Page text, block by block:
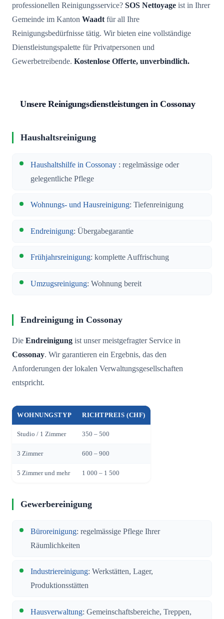
professionellen Reinigungsservice? SOS Nettoyage ist in Ihrer
Gemeinde im Kanton Waadtfür all Ihre
Reinigungsbedürfnisse tätig. Wir bieten eine vollständige
Dienstleistungspalette für Privatpersonen und
Gewerbetreibende. Kostenlose Offerte, unverbindlich.
Unsere Reinigungsdienstleistungen in Cossonay
Haushaltsreinigung
Haushaltshilfe in Cossonay : regelmässige oder
gelegentliche Pflege
Wohnungs- und Hausreinigung: Tiefenreinigung
Endreinigung: Übergabegarantie
Frühjahrsreinigung: komplette Auffrischung
Umzugsreinigung: Wohnung bereit
Endreinigung in Cossonay
Die Endreinigung ist unser meistgefragter Service in
Cossonay. Wir garantieren ein Ergebnis, das den
Anforderungen der lokalen Verwaltungsgesellschaften
entspricht.
WOHNUNGSTYP RICHTPREIS (CHF)
Studio / 1 Zimmer 350 – 500
3 Zimmer 600 – 900
5 Zimmer und mehr 1 000 – 1 500
Gewerbereinigung
Büroreinigung: regelmässige Pflege Ihrer
Räumlichkeiten
Industriereinigung: Werkstätten, Lager,
Produktionsstätten
Hausverwaltung: Gemeinschaftsbereiche, Treppen,